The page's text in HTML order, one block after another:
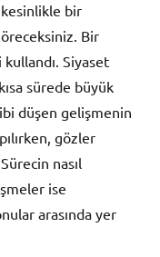
bir
Bir
Siyaset
sürede büyük
düşen gelişmenin
gözler
nasıl
ise
arasında yer